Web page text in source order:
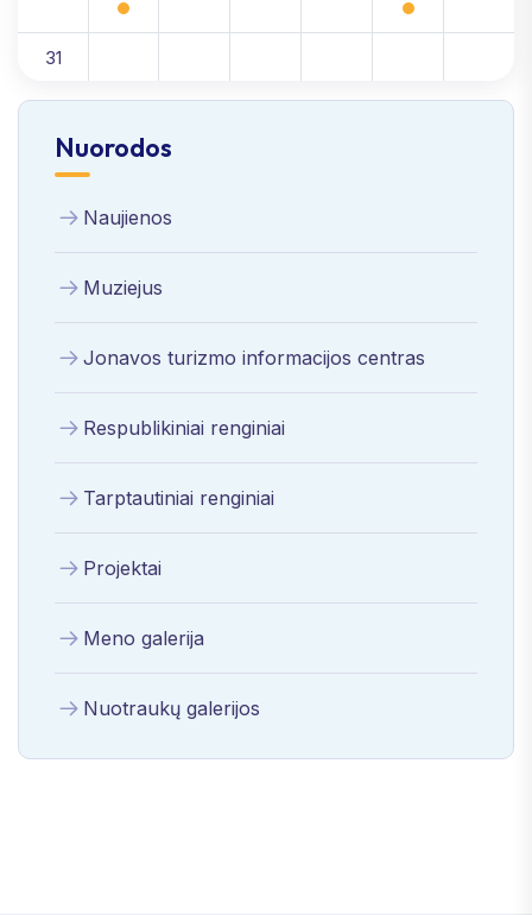
31
Nuorodos
Naujienos
Muziejus
Jonavos turizmo informacijos centras
Respublikiniai renginiai
Tarptautiniai renginiai
Projektai
Meno galerija
Nuotraukų galerijos